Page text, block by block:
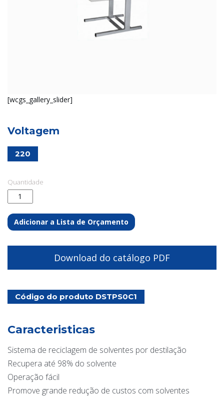
[wcgs_gallery_slider]
Voltagem
220
Quantidade
Adicionar a Lista de Orçamento
Download do catálogo PDF
Código do produto DSTPS0C1
Caracteristicas
Sistema de reciclagem de solventes por destilação
Recupera até 98% do solvente
Operação fácil
Promove grande redução de custos com solventes